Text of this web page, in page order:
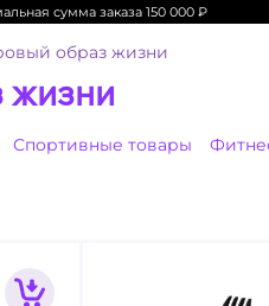
сумма заказа 150 000₽
образ жизни
жизни
Спортивные товары